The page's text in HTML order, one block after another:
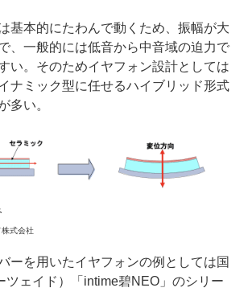
基本的にたわんで動くため、振幅が大
、一般的には低音から中音域の迫力で
い。そのためイヤフォン設計としては
ナミック型に任せるハイブリッド形式
多い。
式会社
ーを用いたイヤフォンの例としては国
ツェイド）「intime碧NEO」のシリー